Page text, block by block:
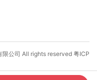
公司 All rights reserved 粤ICP